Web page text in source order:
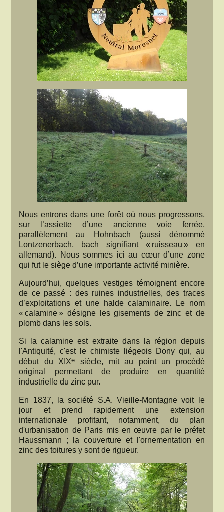
Nous entrons dans une forêt où nous progressons,
sur l’assiette d’une ancienne voie ferrée,
parallèlement au Hohnbach (aussi dénommé
Lontzenerbach, bach signifiant « ruisseau » en
allemand). Nous sommes ici au cœur d’une zone
qui fut le siège d’une importante activité minière.
Aujourd’hui, quelques vestiges témoignent encore
de ce passé : des ruines industrielles, des traces
d’exploitations et une halde calaminaire. Le nom
« calamine » désigne les gisements de zinc et de
plomb dans les sols.
Si la calamine est extraite dans la région depuis
l'Antiquité, c'est le chimiste liégeois Dony qui, au
début du XIXe siècle, mit au point un procédé
original permettant de produire en quantité
industrielle du zinc pur.
En 1837, la société S.A. Vieille-Montagne voit le
jour et prend rapidement une extension
internationale profitant, notamment, du plan
d'urbanisation de Paris mis en œuvre par le préfet
Haussmann ; la couverture et l'ornementation en
zinc des toitures y sont de rigueur.